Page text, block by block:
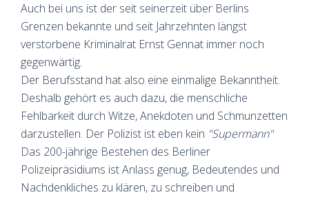
Auch bei uns ist der seit seinerzeit über Berlins
Grenzen bekannte und seit Jahrzehnten längst
verstorbene Kriminalrat Ernst Gennat immer noch
gegenwärtig.
Der Berufsstand hat also eine einmalige Bekanntheit.
Deshalb gehört es auch dazu, die menschliche
Fehlbarkeit durch Witze, Anekdoten und Schmunzetten
darzustellen. Der Polizist ist eben kein "Supermann"
Das 200-jährige Bestehen des Berliner
Polizeipräsidiums ist Anlass genug, Bedeutendes und
Nachdenkliches zu klären, zu schreiben und